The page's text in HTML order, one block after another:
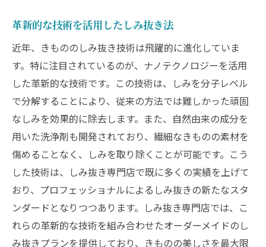
革新的な技術を活用したしみ抜き法
近年、きもののしみ抜き技術は飛躍的に進化していま
す。特に注目されているのが、ナノテクノロジーを活用
した革新的な技術です。この技術は、しみを分子レベル
で分解することにより、従来の方法では難しかった頑固
なしみを効果的に除去します。また、自然由来の成分を
用いた洗浄剤も開発されており、繊細なきものの素材を
傷めることなく、しみを取り除くことが可能です。こう
した技術は、しみ抜き専門店で既に多くの実績を上げて
おり、プロフェッショナルによるしみ抜きの新たなスタ
ンダードとなりつつあります。しみ抜き専門店では、こ
れらの革新的な技術を組み合わせたオーダーメイドのし
み抜きプランを提供しており、きものの美しさを最大限